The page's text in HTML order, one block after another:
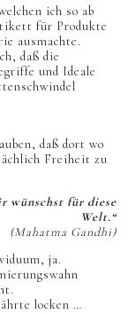
ich so ab
für Produkte
ausmachte.
daß die
und Ideale
daß dort wo
Freiheit zu
wünschst für diese
Welt.“
(Mahatma Gandhi)
ja.
locken …